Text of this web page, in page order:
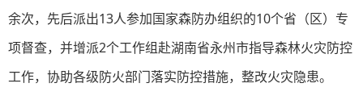
余次，先后派出13人参加国家森防办组织的10个省（区）专
项督查，并增派2个工作组赴湖南省永州市指导森林火灾防控
工作，协助各级防火部门落实防控措施，整改火灾隐患。